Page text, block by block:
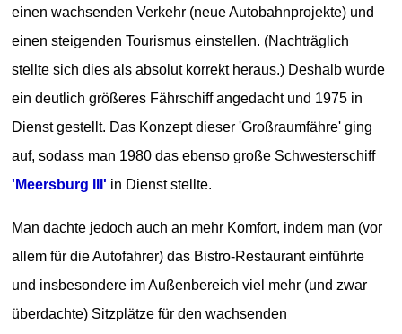
einen wachsenden Verkehr (neue Autobahnprojekte) und
einen steigenden Tourismus einstellen. (Nachträglich
stellte sich dies als absolut korrekt heraus.) Deshalb wurde
ein deutlich größeres Fährschiff angedacht und 1975 in
Dienst gestellt. Das Konzept dieser 'Großraumfähre' ging
auf, sodass man 1980 das ebenso große Schwesterschiff
'Meersburg III' in Dienst stellte.
Man dachte jedoch auch an mehr Komfort, indem man (vor
allem für die Autofahrer) das Bistro-Restaurant einführte
und insbesondere im Außenbereich viel mehr (und zwar
überdachte) Sitzplätze für den wachsenden